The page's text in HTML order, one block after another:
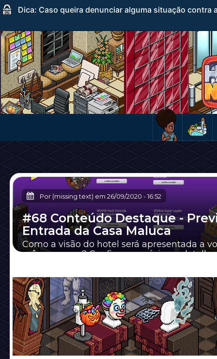
Dica: Caso queira denunciar alguma situação
Por (missing text) em 26/09/2020 -16:52
#68 Conteúdo Destaque -
Entrada da Casa Maluca
Como a visão do hotel será apresentada a
mês que vem? Confira nos mínimos